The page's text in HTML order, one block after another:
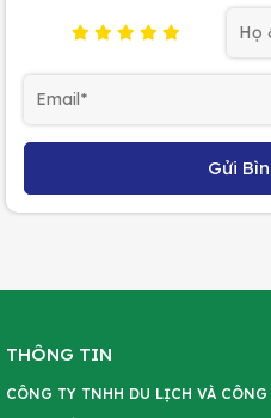
Gửi
THÔNG TIN
CÔNG TY TNHH DU LỊCH VÀ